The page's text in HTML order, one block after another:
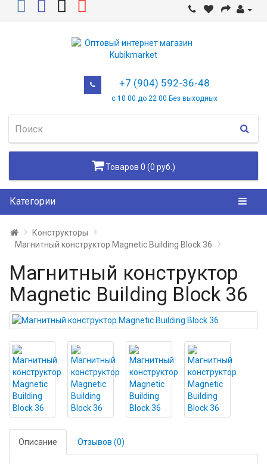
+7 (904) 592-36-48
с 10 00 до 22 00 Без выходных
Товаров 0 (0 руб.)
Категории
Конструкторы
Магнитный конструктор Magnetic Building Block 36
Магнитный конструктор
Magnetic Building Block 36
Описание Отзывов (0)